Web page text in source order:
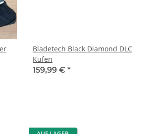
Bladetech Black Diamond DLC
Kufen
159,99 € *